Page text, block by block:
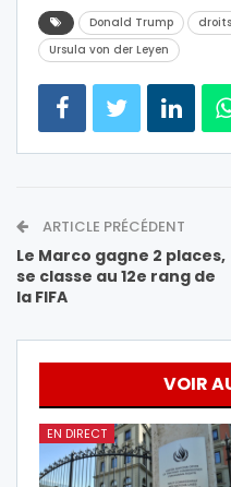
Donald Trump
Ursula von der Leyen
ARTICLE PRÉCÉDENT
Le Marco gagne 2 places,
se classe au 12e rang de
la FIFA
VOIR
EN DIRECT